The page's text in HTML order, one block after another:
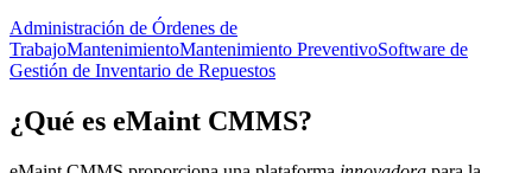
Administración de Órdenes de
TrabajoMantenimientoMantenimiento PreventivoSoftware de
Gestión de Inventario de Repuestos
¿Qué es eMaint CMMS?